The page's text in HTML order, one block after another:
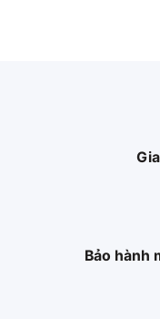
Bảo hành